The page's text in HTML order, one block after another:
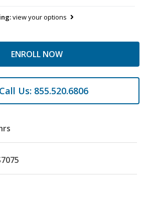
view your options
ENROLL NOW
Call Us: 855.520.6806